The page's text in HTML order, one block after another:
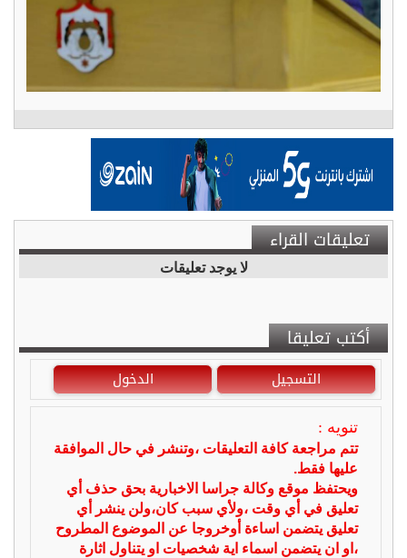
تعليقات القراء
لا يوجد تعليقات
أكتب تعليقا
التسجيل الدخول
تنويه :
تتم مراجعة كافة التعليقات ،وتنشر في حال الموافقة
عليها فقط.
ويحتفظ موقع وكالة جراسا الاخبارية بحق حذف أي
تعليق في أي وقت ،ولأي سبب كان،ولن ينشر أي
تعليق يتضمن اساءة أوخروجا عن الموضوع المطروح
،او ان يتضمن اسماء اية شخصيات او يتناول اثارة